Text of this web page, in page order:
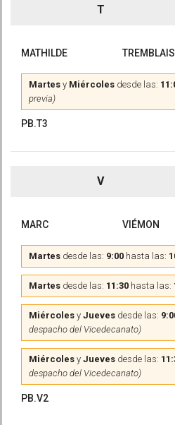
T
MATHILDE TREMBLAIS
Martes y Miércoles desde las:
previa)
PB.T3
V
MARC VIÉMON
Martes desde las: 9:00 hasta las:
Martes desde las: 11:30 hasta las:
Miércoles y Jueves desde las:
despacho del Vicedecanato)
Miércoles y Jueves desde las:
despacho del Vicedecanato)
PB.V2